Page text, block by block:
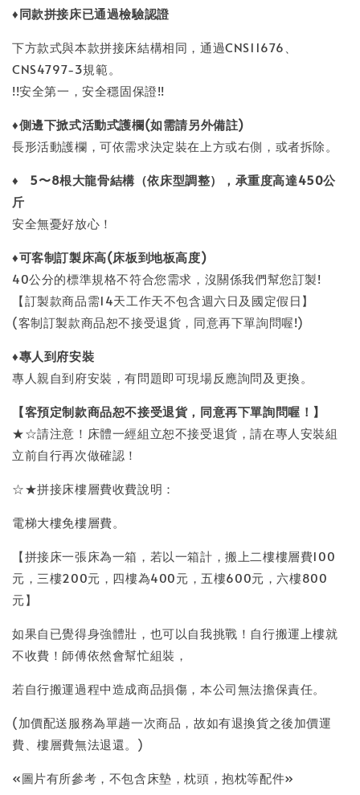
♦同款拼接床已通過檢驗認證
下方款式與本款拼接床結構相同，通過CNS11676、
CNS4797-3規範。
!!安全第一，安全穩固保證!!
♦側邊下掀式活動式護欄(如需請另外備註)
長形活動護欄，可依需求決定裝在上方或右側，或者拆除。
♦ 5〜8根大龍骨結構（依床型調整），承重度高達450公
斤
安全無憂好放心！
♦可客制訂製床高(床板到地板高度)
40公分的標準規格不符合您需求，沒關係我們幫您訂製!
【訂製款商品需14天工作天不包含週六日及國定假日】
(客制訂製款商品恕不接受退貨，同意再下單詢問喔!)
♦專人到府安裝
專人親自到府安裝，有問題即可現場反應詢問及更換。
【客預定制款商品恕不接受退貨，同意再下單詢問喔！】
★☆請注意！床體一經組立恕不接受退貨，請在專人安裝組
立前自行再次做確認！
☆★拼接床樓層費收費說明：
電梯大樓免樓層費。
【拼接床一張床為一箱，若以一箱計，搬上二樓樓層費100
元，三樓200元，四樓為400元，五樓600元，六樓800
元】
如果自已覺得身強體壯，也可以自我挑戰！自行搬運上樓就
不收費！師傅依然會幫忙組裝，
若自行搬運過程中造成商品損傷，本公司無法擔保責任。
(加價配送服務為單趟一次商品，故如有退換貨之後加價運
費、樓層費無法退還。)
«圖片有所參考，不包含床墊，枕頭，抱枕等配件»